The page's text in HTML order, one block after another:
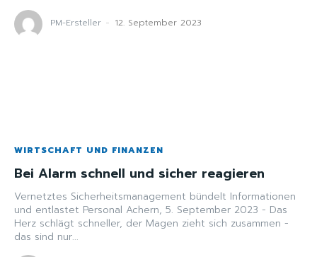
PM-Ersteller - 12. September 2023
WIRTSCHAFT UND FINANZEN
Bei Alarm schnell und sicher reagieren
Vernetztes Sicherheitsmanagement bündelt Informationen
und entlastet Personal Achern, 5. September 2023 - Das
Herz schlägt schneller, der Magen zieht sich zusammen -
das sind nur...